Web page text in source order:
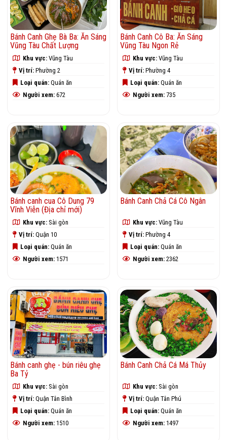
Bánh Canh Ghẹ Bà Ba: Ăn Sáng
Vũng Tàu Chất Lượng
Khu vực: Vũng Tàu
Vị trí: Phường 2
Loại quán: Quán ăn
Người xem: 672
Bánh Canh Cô Ba: Ăn Sáng
Vũng Tàu Ngon Rẻ
Khu vực: Vũng Tàu
Vị trí: Phường 4
Loại quán: Quán ăn
Người xem: 735
Bánh canh cua Cô Dung 79
Vĩnh Viễn (Địa chỉ mới)
Khu vực: Sài gòn
Vị trí: Quận 10
Loại quán: Quán ăn
Người xem: 1571
Bánh Canh Chả Cá Cô Ngân
Khu vực: Vũng Tàu
Vị trí: Phường 4
Loại quán: Quán ăn
Người xem: 2362
Bánh canh ghẹ - bún riêu ghẹ
Ba Tỷ
Khu vực: Sài gòn
Vị trí: Quận Tân Bình
Loại quán: Quán ăn
Người xem: 1510
Bánh Canh Chả Cá Má Thủy
Khu vực: Sài gòn
Vị trí: Quận Tân Phú
Loại quán: Quán ăn
Người xem: 1497